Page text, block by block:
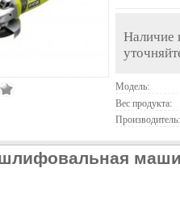
Наличие
Модель:
Вес продукта:
Производитель: